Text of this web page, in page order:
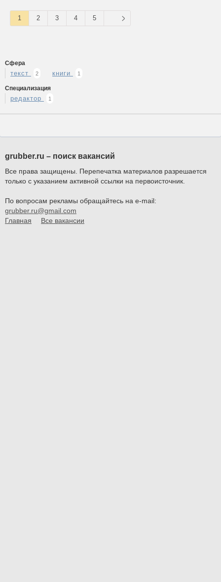
1 2 3 4 5
Сфера
текст 2 книги 1
Специализация
редактор 1
grubber.ru – поиск вакансий
Все права защищены. Перепечатка материалов разрешается
только с указанием активной ссылки на первоисточник.
По вопросам рекламы обращайтесь на e-mail:
grubber.ru@gmail.com
Главная
Все вакансии